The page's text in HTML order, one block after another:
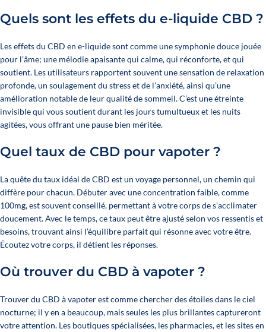
Quels sont les effets du e-liquide CBD ?
Les effets du CBD en e-liquide sont comme une symphonie douce jouée
pour l’âme; une mélodie apaisante qui calme, qui réconforte, et qui
soutient. Les utilisateurs rapportent souvent une sensation de relaxation
profonde, un soulagement du stress et de l’anxiété, ainsi qu’une
amélioration notable de leur qualité de sommeil. C’est une étreinte
invisible qui vous soutient durant les jours tumultueux et les nuits
agitées, vous offrant une pause bien méritée.
Quel taux de CBD pour vapoter ?
La quête du taux idéal de CBD est un voyage personnel, un chemin qui
diffère pour chacun. Débuter avec une concentration faible, comme
100mg, est souvent conseillé, permettant à votre corps de s’acclimater
doucement. Avec le temps, ce taux peut être ajusté selon vos ressentis et
besoins, trouvant ainsi l’équilibre parfait qui résonne avec votre être.
Écoutez votre corps, il détient les réponses.
Où trouver du CBD à vapoter ?
Trouver du CBD à vapoterest comme chercher des étoiles dans le ciel
nocturne; il y en a beaucoup, mais seules les plus brillantes captureront
votre attention. Les boutiques spécialisées, les pharmacies, et les sites en